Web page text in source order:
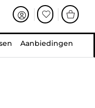
Aanbiedingen